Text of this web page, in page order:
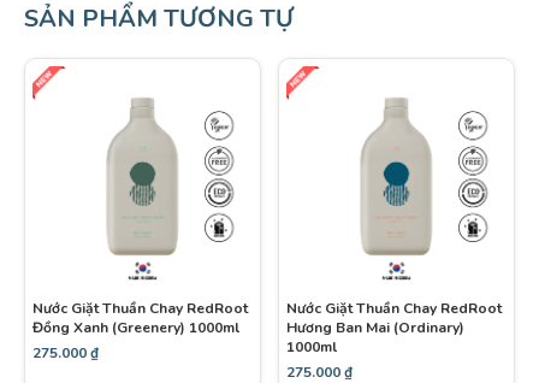
SẢN PHẨM TƯƠNG TỰ
Nước Giặt Thuần Chay RedRoot
Đồng Xanh (Greenery) 1000ml
275.000₫
Nước Giặt Thuần Chay RedRoot
Hương Ban Mai (Ordinary)
1000ml
275.000₫